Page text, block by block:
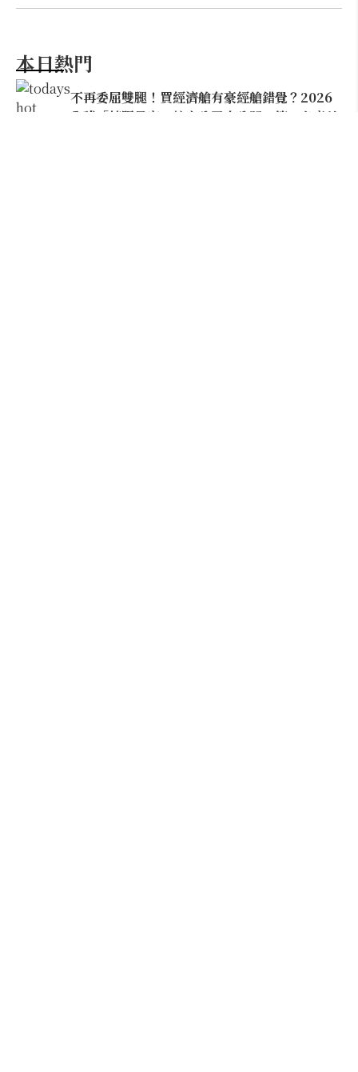
本日熱門
不再委屈雙腿！買經濟艙有豪經艙錯覺？2026
全球「椅距最寬」航空公司大公開，第一名竟然